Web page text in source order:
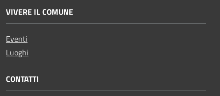
VIVERE IL COMUNE
Eventi
Luoghi
CONTATTI